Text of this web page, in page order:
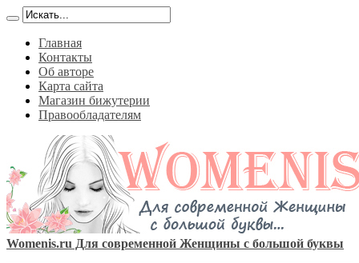
Главная
Контакты
Об авторе
Карта сайта
Магазин бижутерии
Правообладателям
Womenis.ru Для современной Женщины с большой буквы